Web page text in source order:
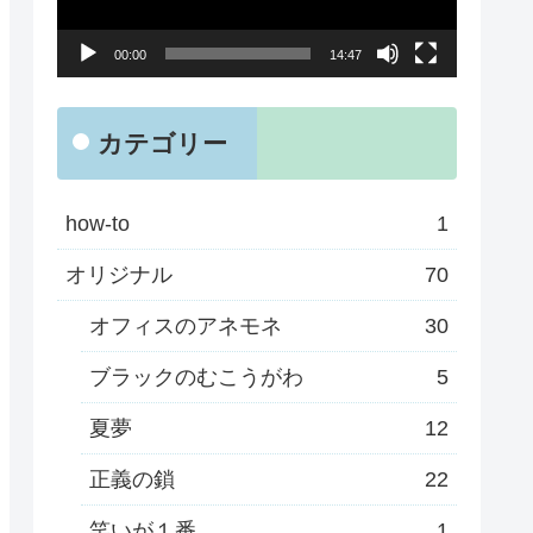
00:00 14:47
カテゴリー
how-to 1
オリジナル 70
オフィスのアネモネ 30
ブラックのむこうがわ 5
夏夢 12
正義の鎖 22